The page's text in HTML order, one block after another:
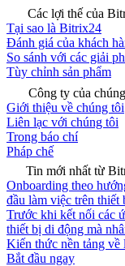
Các lợi thế của
Tại sao là Bitrix24
Đánh giá của khách
So sánh với các giải
Tùy chỉnh sản phẩm
Công ty của
Giới thiệu về chúng tôi
Liên lạc với chúng tôi
Trong báo chí
Pháp chế
Tin mới nhất từ
Onboarding theo
đầu làm việc trên thiết
Trước khi kết nối các
thiết bị di động mà
Kiến thức nền tảng về
Bắt đầu ngay